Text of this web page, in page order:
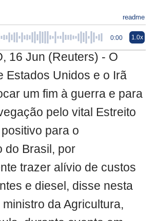
readme
0:00 1.0x
16 Jun (Reuters) - O
Estados Unidos e o Irã
um fim à guerra e para
pelo vital Estreito
para o
do Brasil, por
trazer alívio de custos
e diesel, disse nesta
da Agricultura,